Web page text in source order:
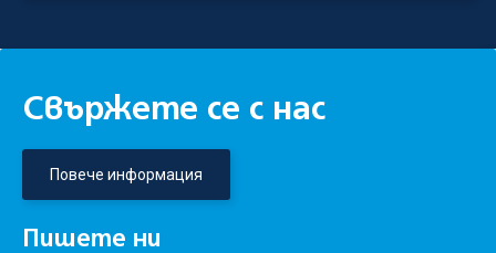
Свържете се с нас
Повече информация
Пишете ни